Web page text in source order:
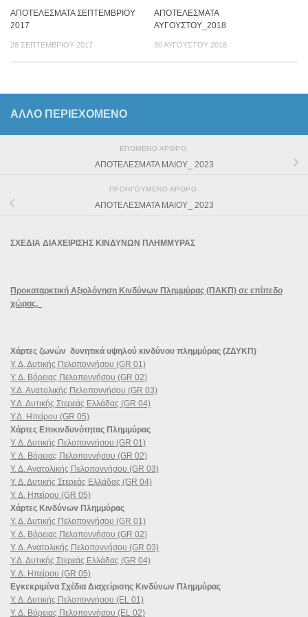
ΑΠΟΤΕΛΕΣΜΑΤΑ ΣΕΠΤΕΜΒΡΙΟΥ
2017
28 ΣΕΠΤΕΜΒΡΊΟΥ 2017
ΑΠΟΤΕΛΕΣΜΑΤΑ
ΑΥΓΟΥΣΤΟΥ_2018
30 ΑΥΓΟΎΣΤΟΥ 2018
ΆΛΛΟ ΠΕΡΙΕΧΟΜΕΝΟ
ΕΠΌΜΕΝΟ ΆΡΘΡΟ
ΑΠΟΤΕΛΕΣΜΑΤΑ ΜΑΙΟΥ_ 2023
ΠΡΟΗΓΟΎΜΕΝΟ ΆΡΘΡΟ
ΑΠΟΤΕΛΕΣΜΑΤΑ ΜΑΙΟΥ_ 2023
ΣΧΕΔΙΑ ΔΙΑΧΕΙΡΙΣΗΣ ΚΙΝΔΥΝΩΝ ΠΛΗΜΜΥΡΑΣ
Προκαταρκτική Αξιολόγηση Κινδύνων Πλημμύρας (ΠΑΚΠ) σε επίπεδο
χώρας.
Χάρτες ζωνών δυνητικά υψηλού κινδύνου πλημμύρας (ΖΔΥΚΠ)
Υ. Δ. Δυτικής Πελοποννήσου (GR 01)
Υ. Δ. Βόρειας Πελοποννήσου (GR 02)
Υ.Δ. Ανατολικής Πελοποννήσου (GR 03)
Υ.Δ. Δυτικής Στερεάς Ελλάδας (GR 04)
Υ.Δ. Ηπείρου (GR 05)
Χάρτες Επικινδυνότητας Πλημμύρας
Υ. Δ. Δυτικής Πελοποννήσου (GR 01)
Υ. Δ. Βόρειας Πελοποννήσου (GR 02)
Υ. Δ. Ανατολικής Πελοποννήσου (GR 03)
Υ. Δ. Δυτικής Στερεάς Ελλάδας (GR 04)
Υ. Δ. Ηπείρου (GR 05)
Χάρτες Κινδύνων Πλημμύρας
Υ. Δ. Δυτικής Πελοποννήσου (GR 01)
Υ. Δ. Βόρειας Πελοποννήσου (GR 02)
Υ. Δ. Ανατολικής Πελοποννήσου (GR 03)
Υ.Δ. Δυτικής Στερεάς Ελλάδας (GR 04)
Υ. Δ. Ηπείρου (GR 05)
Εγκεκριμένα Σχέδια Διαχείρισης Κινδύνων Πλημμύρας
Υ. Δ. Δυτικής Πελοποννήσου (EL 01)
Υ. Δ. Βόρειας Πελοποννήσου (EL 02)